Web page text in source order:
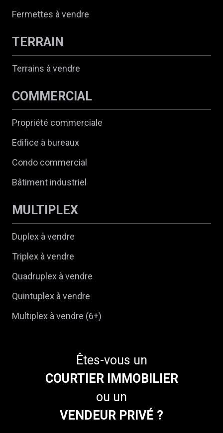
Fermettes à vendre
TERRAIN
Terrains à vendre
COMMERCIAL
Propriété commerciale
Edifice à bureaux
Condo commercial
Bâtiment industriel
MULTIPLEX
Duplex à vendre
Triplex à vendre
Quadruplex à vendre
Quintuplex à vendre
Multiplex à vendre (6+)
Êtes-vous un
COURTIER IMMOBILIER
ou un
VENDEUR PRIVÉ ?